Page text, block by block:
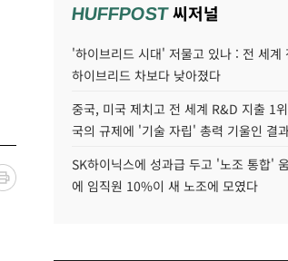
HUFFPOST씨저널
'하이브리드 시대' 저물고 있나 : 전 세계
하이브리드 차보다 낮아졌다
중국, 미국 제치고 전 세계 R&D 지출 1
국의 규제에 '기술 자립' 총력 기울인 결
SK하이닉스에 성과급 두고 '노조 통합'
에 임직원 10%이 새 노조에 모였다